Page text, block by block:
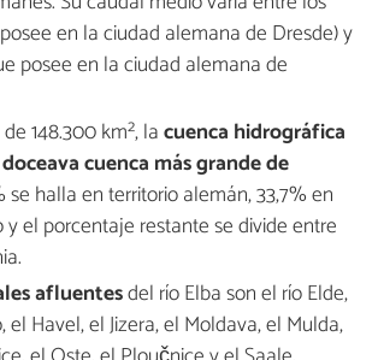
en la ciudad alemana de Dresde) y
posee en la ciudad alemana de
148.300 km², lacuenca hidrográfica
cuenca más grande de
se halla en territorio alemán, 33,7% en
el porcentaje restante se divide entre
afluentesdel río Elba son el río Elde,
el Havel, el Jizera, el Moldava, el Mulda,